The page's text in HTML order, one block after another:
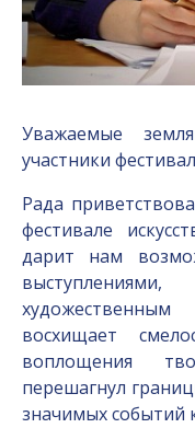
Уважаемые
участники
Рада
фестивале
дарит нам
восхищает
воплощения
перешагнул
значимых событий